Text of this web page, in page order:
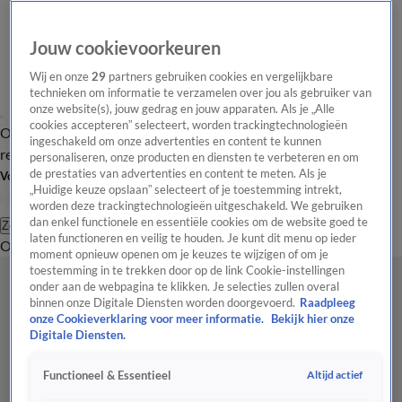
Overzicht Laatste nieuws Regionieuws Het beste van Hart
Tip de
redactie
Volg Hart van Nederland
Zoeken
OverzichtRegioUitzendingenWeerTip de redactiePanelVideo's
Jouw cookievoorkeuren
Wij en onze29 partners gebruiken cookies en vergelijkbare
technieken om informatie te verzamelen over jou als gebruiker van
onze website(s), jouw gedrag en jouw apparaten. Als je „Alle
cookies accepteren” selecteert, worden trackingtechnologieën
ingeschakeld om onze advertenties en content te kunnen
personaliseren, onze producten en diensten te verbeteren en om
de prestaties van advertenties en content te meten. Als je
„Huidige keuze opslaan” selecteert of je toestemming intrekt,
worden deze trackingtechnologieën uitgeschakeld. We gebruiken
dan enkel functionele en essentiële cookies om de website goed te
laten functioneren en veilig te houden. Je kunt dit menu op ieder
moment opnieuw openen om je keuzes te wijzigen of om je
toestemming in te trekken door op de link Cookie-instellingen
onder aan de webpagina te klikken. Je selecties zullen overal
binnen onze Digitale Diensten worden doorgevoerd. Raadpleeg
onze Cookieverklaring voor meer informatie.
Bekijk hier onze
Digitale Diensten.
Functioneel & Essentieel Altijd actief